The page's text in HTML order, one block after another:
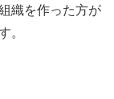
織を作った方が
。